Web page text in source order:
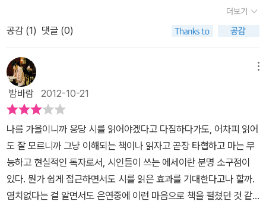
절망'이라고 한다. 잘 있거라, 더 이상 내 것이 아닌 열망들아장님처럼
나 이제 더듬거리며 문을 잠그네가엾은 내 사랑 빈집에 갇혔네 하응
수하고 여린 심성의 시인일 뿐인' 박정만은 한수산 필화사건에 얽혀
모진 고문을 당한 후 폐인이 되어 살아가던 중 1987년 여름 그에게
詩神이 찾아왔다. 접신의 경지에서 이십여 일만에 삼백여 편의 시를
쓰고 1988년 서울 올림픽의 성화가 꺼진 10월 2일 '저 광활한 우주
속으로 사라졌다'. 작은 연가 / 박정만 사랑이여, 보아라꽃초롱 하
나가 불을 밝힌다꽃초롱 하나로 천리 밖까지너와 나의 사랑을 모두
밝히고해질녘엔 저무는 강가에 와 닿는다.저녁 어스름 내리는 서쪽으
로유수와 같이 흘러가는 별이 보인다.우리도 별을 하나 얻어서꽃초롱
불 밝히듯 눈을 밝힐까.눈 밝히고 가다가다 밤이 와우리가 마지막 어
를 어떻게 이렇게 아름답게 표현할 수 있을지에 대한 궁금증이 생기
기도 했다. 또한, 중간마다 보여 주고 있는 사진 또한 사랑하면 많은
단어가 떠오르는 것처럼 사진 한 장이 그 분위기를 말해주고 있었
다. 네 명의 작가이자 시인인 정호승, 안도현, 장석남, 하응백 그들
이 말하고 있는 각자의 사랑이라는 것에 관한 이야기는 많은 생각을
하게 하였고 그들마다 내리고 있는 사랑이라는 것에 대한 감정은 다
달랐다는 점이다. 세상을 보더라도 그냥 보는 것이 아니고 풀 한 포기,
나무 한 그루를 보더라도 자신이 바라보는 것에 의미와 생각을 더 하
여 그들이 생각하는 사랑이라는 본질에 대한 것을 이야기하고 있었
다. 이 책을 읽고 있으면서 멀리 외국에 있으면 향수병에 걸리는 것처
럼 마치 사랑에 관한 향수병에 젖어 있는 듯한 느낌을 받았다. 누군가
를 사랑하고 그 사람과 소중한 추억과 기억을 만들어 간다는 것은 아
었던 것이다. <우리가 사랑에 빠졌을 때>는 이름만으로도 가슴이
푸근해지는 시인, 안도현, 정호승, 장석남 그리고 평론가 하응백이 그
그들은 시를 사랑하고 시에 빠지게 되면 시인이 될 수 있다고 말하는
데, 아마도 나는 시를 사랑하기는 했지만, 그 이상은 아니었는가 보다.
섬진강 시인 김용택도 자신의 학생들을 모두 시인으로 만들지 않았던
가. 물론, 등단한 시인은 아니지만, 나름대로 시를 지을 수 있다는 자
부심을 가진 어린이들로 자랄 수 있게 하지 않았던가.' 시를 사랑하게
되는 계기는 다양하다. 시를 완전히 이해해야 시를 사랑하는 것도 아
니다. 우연한 계기로 남자가 여자를, 여자가 남자를 불꽃처럼 사랑하
듯이 시도 우연히 다가올 때가 있다. 굉음을 내며 몰려 올 때도 있고,
고양이처럼 소리 없이 다가올 때도 있다. 둔중한 아픔으로 올 때도 있
시를 읽는 것에도 정답이 없다. 시를 읽는다는 것은 가장 자유롭게 상
상 속으로 빠져드는 것이다.' 첫번째로 정호승이 사랑하는 시와 그에
대한 이야기를 만나볼 수 있다. '최승호 시인의 <자동차에 치인 눈사
람>을 읽었을 때 나는 충격을 받았다. 내가 어릴 때 만든 눈사람은 햇
볕이 나면 햇살에 녹아서 죽었지, 이렇게 자동차게 치여 죽지는 않았
기 때문이다. 나는 어릴 때 눈사람의 죽음에서 인간 삶의 자연스러움
과 당연함을 배운 것 같다. 눈사람은 햇살이 나면 자연스럽게 녹는데,
그것은 눈사람으로서는 피할 수 없는 자연스러운 운명인 것이다. 그
러나 오늘을 사는 눈사람은 차에 치여 죽는다. 이 얼마나 슬프고 당혹
스러운 일인가. 눈사람마저 차에 치여 죽는 시대에 살고 있다는 것이
슬프다.눈사람이 태어나지 않는 21세기. 인간을 복제하려고 노력은
하지만 눈사람은 만들려고 하지 않는 21세기. 설혹 눈사람이 태어난
더보기
공감 (1) 댓글 (0)
밤바람 2012-10-21
나름 가을이니까 응당 시를 읽어야겠다고 다짐하다가도, 어차피 읽어
도 잘 모르니까 그냥 이해되는 책이나 읽자고 곧장 타협하고 마는 무
능하고 현실적인 독자로서, 시인들이 쓰는 에세이란 분명 소구점이
있다. 뭔가 쉽게 접근하면서도 시를 읽은 효과를 기대한다고나 할까.
염치없다는 걸 알면서도 은연중에 이런 마음으로 책을 펼쳤던 것 같